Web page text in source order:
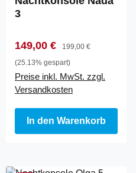
3
Verkaufspreis:
149,00 € Regulärer Preis:
199,00 €
(25.13% gespart)
Preise inkl. MwSt. zzgl.
Versandkosten
In den Warenkorb